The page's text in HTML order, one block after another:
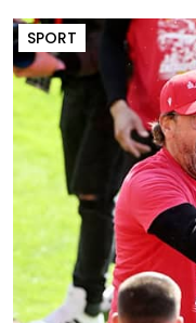
SPORT